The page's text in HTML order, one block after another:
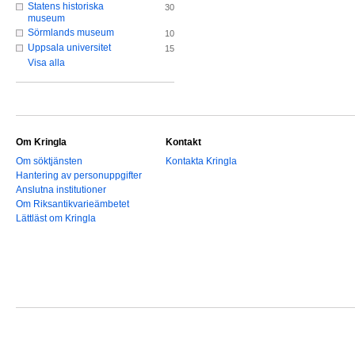
Statens historiska
museum
30
Sörmlands museum 10
Uppsala universitet 15
Visa alla
Om Kringla
Om söktjänsten
Hantering av personuppgifter
Anslutna institutioner
Om Riksantikvarieämbetet
Lättläst om Kringla
Kontakt
Kontakta Kringla